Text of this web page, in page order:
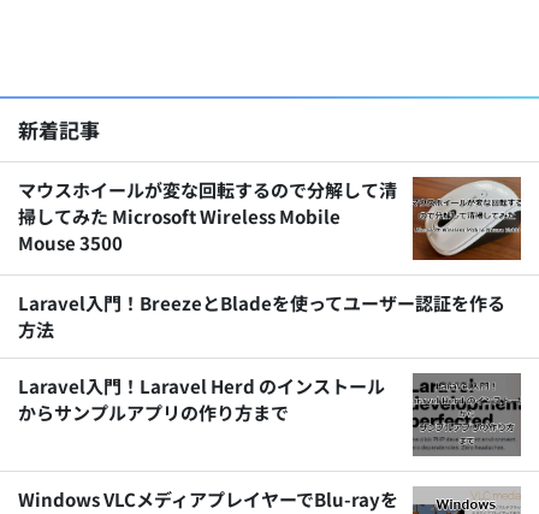
新着記事
マウスホイールが変な回転するので分解して清
掃してみた Microsoft Wireless Mobile
Mouse 3500
Laravel入門！BreezeとBladeを使ってユーザー認証を作る
方法
Laravel入門！Laravel Herd のインストール
からサンプルアプリの作り方まで
Windows VLCメディアプレイヤーでBlu-rayを